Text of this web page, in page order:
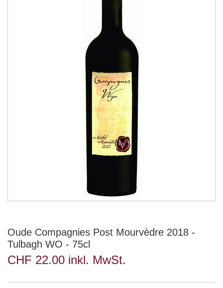
Oude Compagnies Post Mourvèdre 2018 -
Tulbagh WO - 75cl
CHF 22.00 inkl. MwSt.